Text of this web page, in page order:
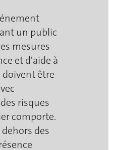
un public
mesures
et d'aide à
être
risques
comporte.
des